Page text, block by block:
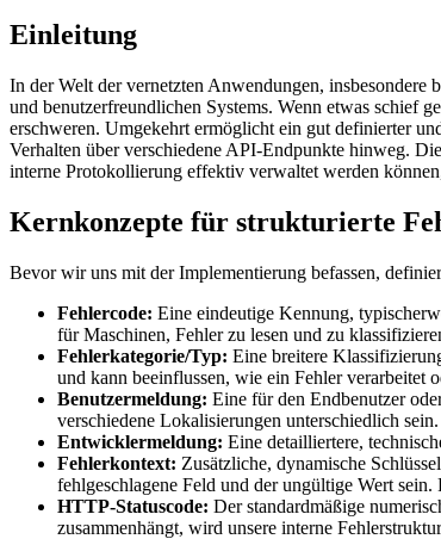
Einleitung
In der Welt der vernetzten Anwendungen, insbesondere
und benutzerfreundlichen Systems. Wenn etwas schief
erschweren. Umgekehrt ermöglicht ein gut definierter
Verhalten über verschiedene API-Endpunkte hinweg.
interne Protokollierung effektiv verwaltet werden
Kernkonzepte für strukturierte
Bevor wir uns mit der Implementierung befassen,
Fehlercode: Eine eindeutige Kennung,
für Maschinen, Fehler zu lesen und zu
Fehlerkategorie/Typ: Eine breitere
und kann beeinflussen, wie ein Fehler verarbeitet
Benutzermeldung: Eine für den Endbenutzer
verschiedene Lokalisierungen unterschiedlich sein.
Entwicklermeldung: Eine detailliertere,
Fehlerkontext: Zusätzliche, dynamische
fehlgeschlagene Feld und der ungültige Wert
HTTP-Statuscode: Der standardmäßige
zusammenhängt, wird unsere interne